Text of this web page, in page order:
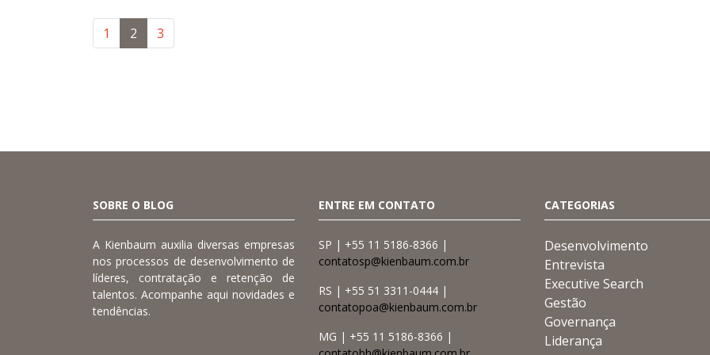
1 2 3
SOBRE O BLOG
A Kienbaum auxilia diversas empresas
nos processos de desenvolvimento de
líderes, contratação e retenção de
talentos. Acompanhe aqui novidades e
tendências.
ENTRE EM CONTATO
SP | +55 11 5186-8366 |
contatosp@kienbaum.com.br
RS | +55 51 3311-0444 |
contatopoa@kienbaum.com.br
MG | +55 11 5186-8366 |
CATEGORIAS
Desenvolvimento
Entrevista
Executive Search
Gestão
Governança
Liderança